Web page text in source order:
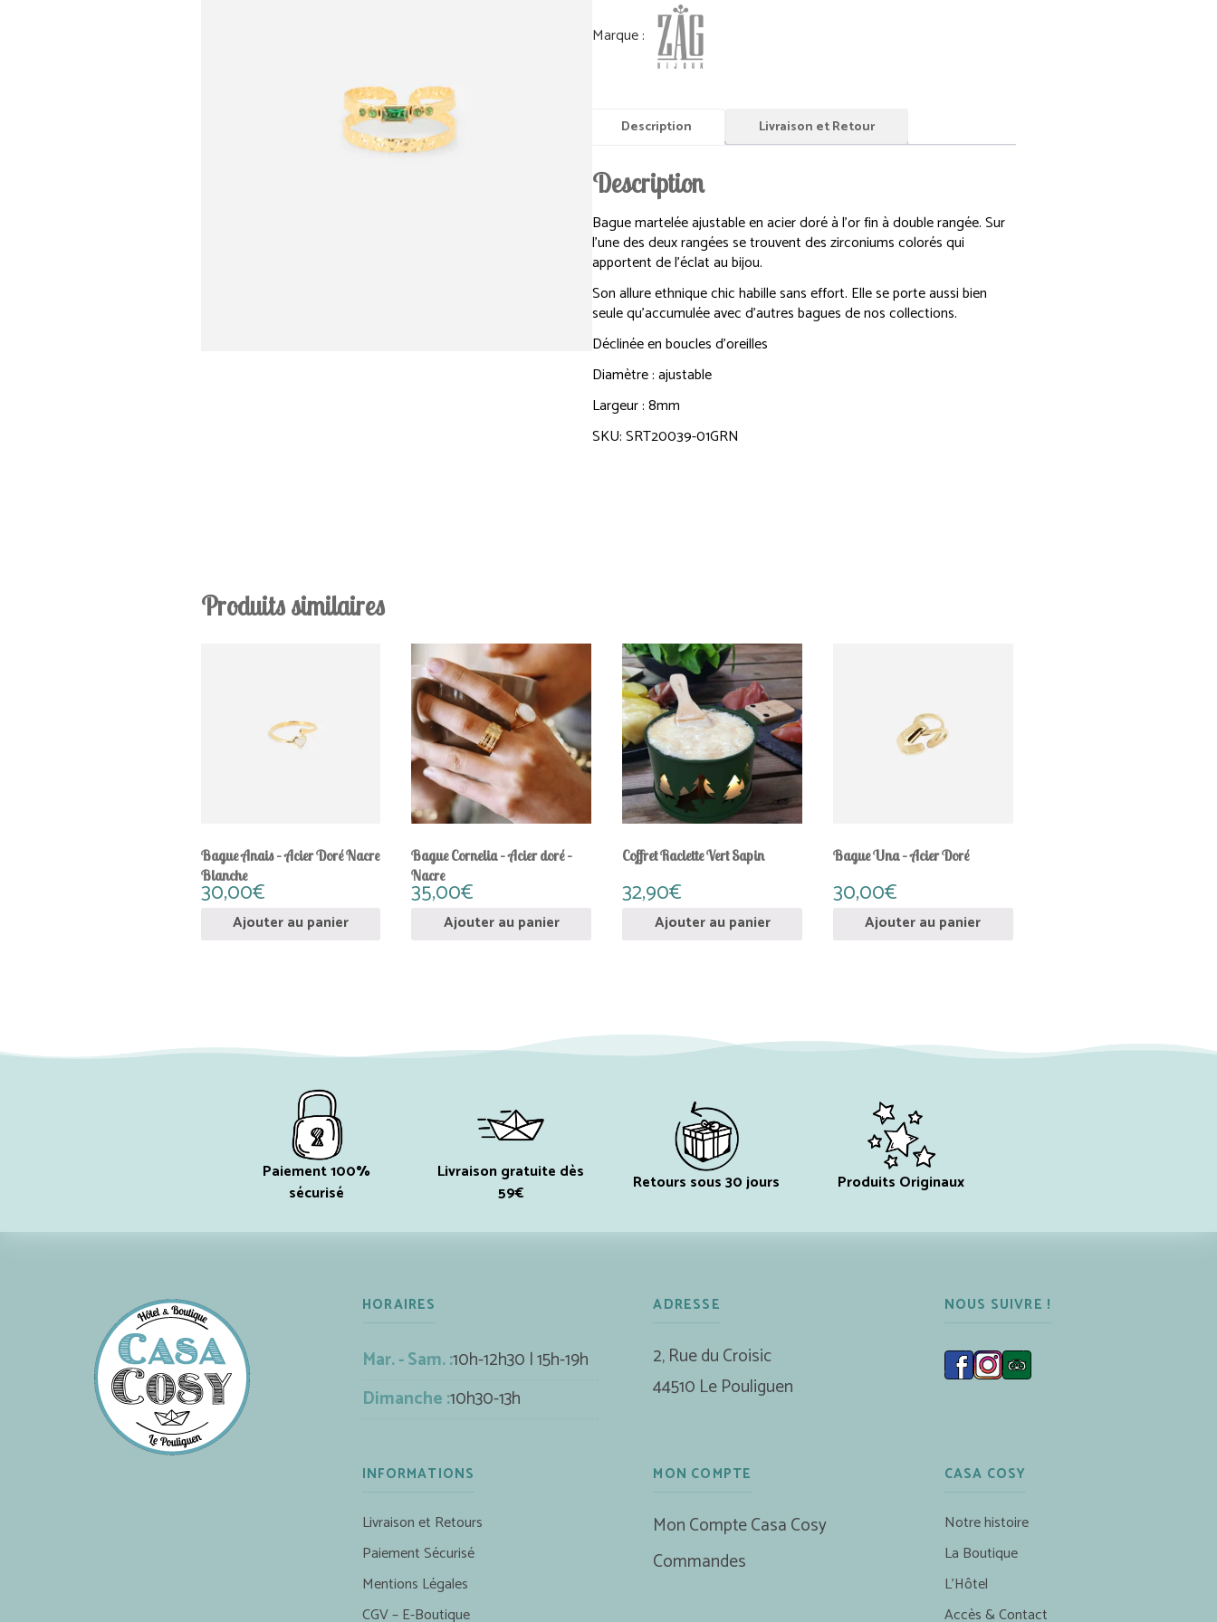
Description Livraison et Retour
Description
Bague martelée ajustable en acier doré à l’or fin à double rangée. Sur
l’une des deux rangées se trouvent des zirconiums colorés qui
apportent de l’éclat au bijou.
Son allure ethnique chic habille sans effort. Elle se porte aussi bien
seule qu’accumulée avec d’autres bagues de nos collections.
Déclinée en boucles d’oreilles
Diamètre : ajustable
Largeur : 8mm
SKU: SRT20039-01GRN
Produits similaires
Bague Anais – Acier Doré Nacre
Blanche
30,00€
Ajouter au panier
Bague Cornelia – Acier doré –
Nacre
35,00€
Ajouter au panier
Coffret Raclette Vert Sapin
32,90€
Ajouter au panier
Bague Una – Acier Doré
30,00€
Ajouter au panier
Paiement 100%
sécurisé
Livraison gratuite dès
59€
Retours sous 30 jours Produits Originaux
HORAIRES
Mar. - Sam. :10h-12h30 | 15h-19h
Dimanche :10h30-13h
ADRESSE
2, Rue du Croisic
44510 Le Pouliguen
NOUS SUIVRE !
INFORMATIONS
Livraison et Retours
Paiement Sécurisé
Mentions Légales
CGV – E-Boutique
MON COMPTE
Mon Compte Casa Cosy
Commandes
CASA COSY
Notre histoire
La Boutique
L’Hôtel
Accès & Contact